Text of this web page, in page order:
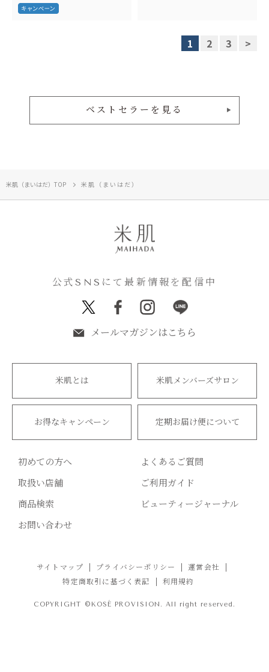
1 2 3 >
ベストセラーを見る
米肌（まいはだ）TOP 米肌（まいはだ）
公式SNSにて最新情報を配信中
メールマガジンはこちら
米肌とは 米肌メンバーズサロン
お得なキャンペーン 定期お届け便について
初めての方へ
よくあるご質問
取扱い店舗
ご利用ガイド
商品検索
ビューティージャーナル
お問い合わせ
サイトマップ プライバシーポリシー
運営会社
特定商取引に基づく表記
利用規約
COPYRIGHT ©KOSÉ PROVISION. All right reserved.